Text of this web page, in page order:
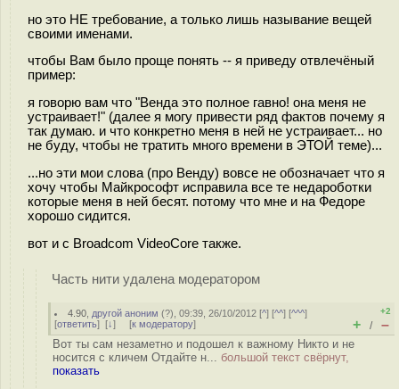
но это НЕ требование, а только лишь называние вещей
своими именами.
чтобы Вам было проще понять -- я приведу отвлечёный
пример:
я говорю вам что "Венда это полное гавно! она меня не
устраивает!" (далее я могу привести ряд фактов почему я
так думаю. и что конкретно меня в ней не устраивает... но
не буду, чтобы не тратить много времени в ЭТОЙ теме)...
...но эти мои слова (про Венду) вовсе не обозначает что я
хочу чтобы Майкрософт исправила все те недароботки
которые меня в ней бесят. потому что мне и на Федоре
хорошо сидится.
вот и с Broadcom VideoCore также.
Часть нити удалена модератором
4.90 другой аноним (?), 09:39, 26/10/2012 [^] [^^] [^^^]
[ответить] [↓] [к модератору]
+2
+ / –
Вот ты сам незаметно и подошел к важному Никто и не
носится с кличем Отдайте н... большой текст свёрнут,
показать